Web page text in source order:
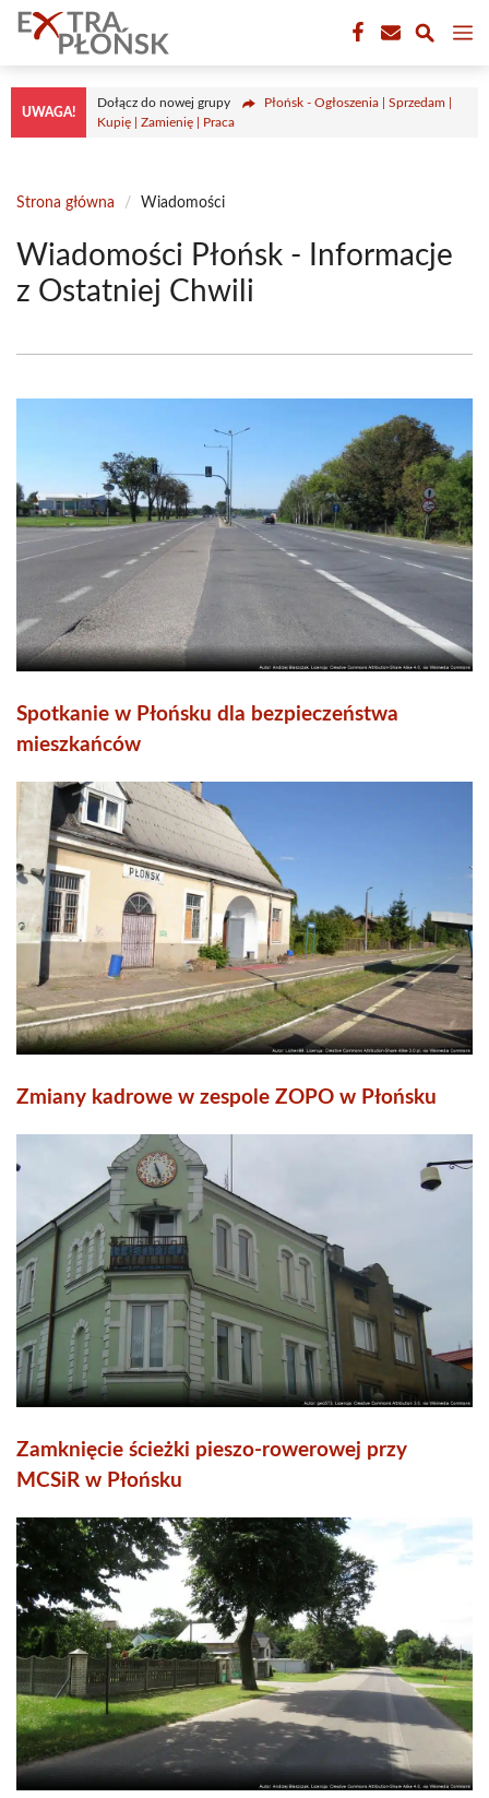
Przejdź
treści
UWAGA!
Dołącz do nowej grupy
Płońsk - Ogłoszenia | Sprzedam |
Kupię | Zamienię | Praca
Strona główna / Wiadomości
Wiadomości Płońsk - Informacje
z Ostatniej Chwili
Spotkanie w Płońsku dla bezpieczeństwa
mieszkańców
Zmiany kadrowe w zespole ZOPO w Płońsku
Zamknięcie ścieżki pieszo-rowerowej przy
MCSiR w Płońsku